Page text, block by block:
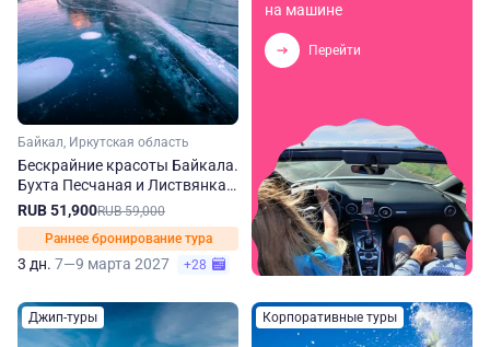
Байкал, Иркутская область
Бескрайние красоты Байкала.
Бухта Песчаная и Листвянка.
Зима-весна
RUB 51,900RUB 59,000
Раннее бронирование тура
3 дн. 7—9 марта 2027 +28
на машине
Перейти
Джип-туры Корпоративные туры